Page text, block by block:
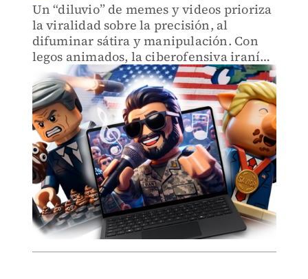
Un “diluvio” de memes y videos prioriza
la viralidad sobre la precisión, al
difuminar sátira y manipulación. Con
legos animados, la ciberofensiva iraní
está tundiendo al Presidente de EU.